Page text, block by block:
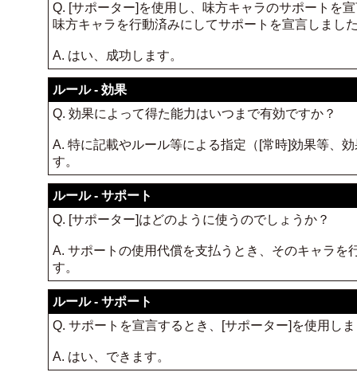
Q. [サポーター]を使用し、味方キャラのサポートを
味方キャラを行動済みにしてサポートを宣言しまし
A. はい、成功します。
ルール - 効果
Q. 効果によって得た能力はいつまで有効ですか？
A. 特に記載やルール等による指定（[常時]効果等、
す。
ルール - サポート
Q. [サポーター]はどのように使うのでしょうか？
A. サポートの使用代償を支払うとき、そのキャラ
す。
ルール - サポート
Q. サポートを宣言するとき、[サポーター]を使用し
A. はい、できます。